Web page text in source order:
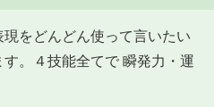
をどんどん使って言いたい
。４技能全てで 瞬発力・運